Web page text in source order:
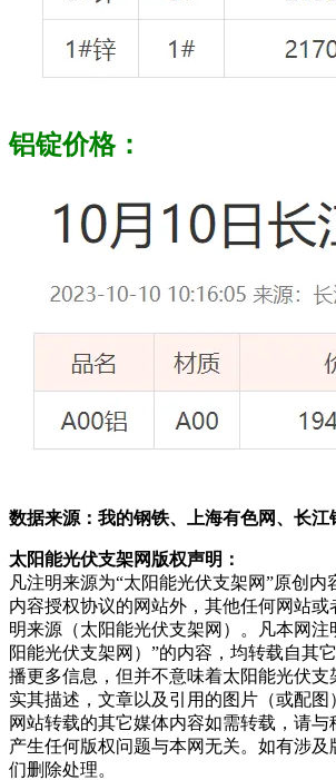
铝锭价格：
数据来源：我的钢铁、上海有色网、长江
太阳能光伏支架网版权声明：
凡注明来源为“太阳能光伏支架网”原创
内容授权协议的网站外，其他任何网站或
明来源（太阳能光伏支架网）。凡本网注
阳能光伏支架网）”的内容，均转载自其
播更多信息，但并不意味着太阳能光伏支
实其描述，文章以及引用的图片（或配
网站转载的其它媒体内容如需转载，请与
产生任何版权问题与本网无关。如有涉
们删除处理。